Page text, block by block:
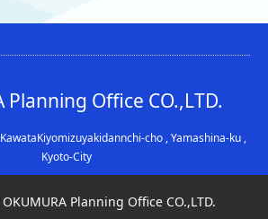
Planning Office CO.,LTD.
cho , Yamashina-ku ,
Kyoto-City
OKUMURA Planning Office CO.,LTD.